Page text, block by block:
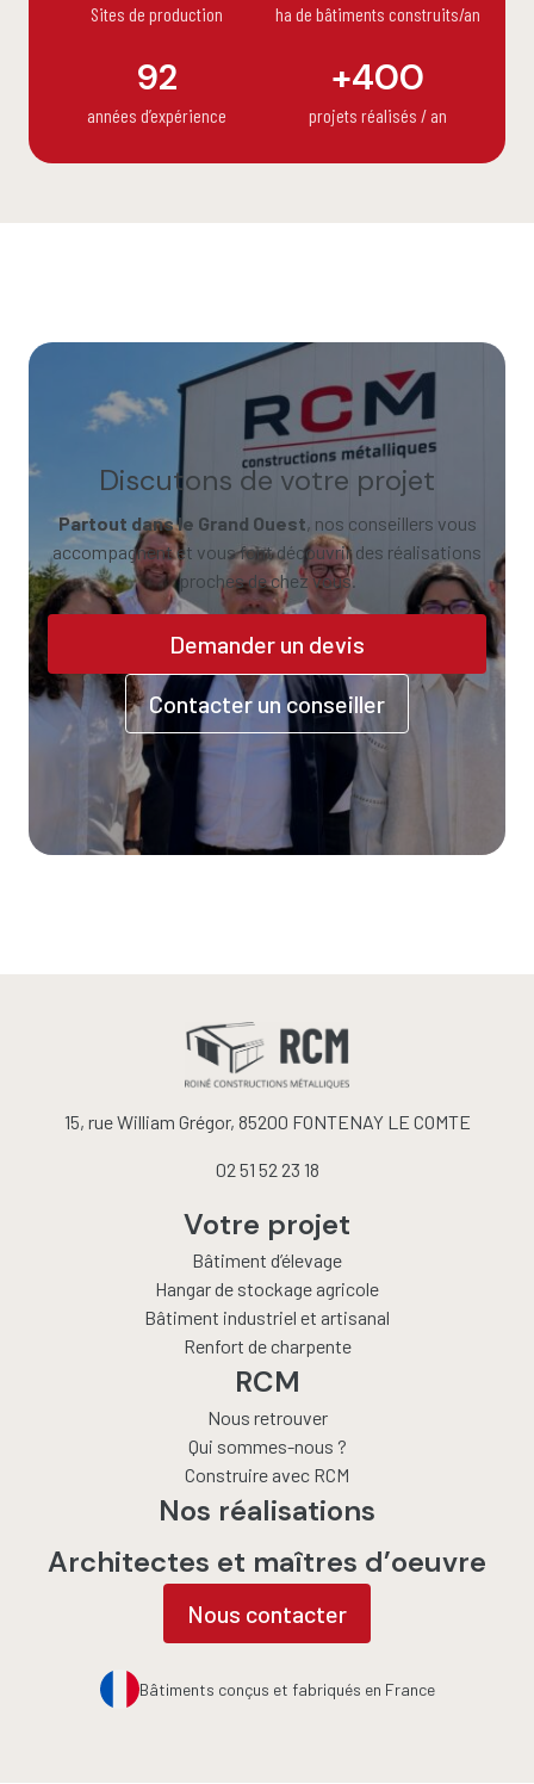
Sites de production ha de bâtiments construits/an
92
années d’expérience
+400
projets réalisés / an
Discutons de votre projet
Partout dans le Grand Ouest, nos conseillers vous
accompagnent et vous font découvrir des réalisations
proches de chez vous.
Demander un devis
Contacter un conseiller
15, rue William Grégor, 85200 FONTENAY LE COMTE
02 51 52 23 18
Votre projet
Bâtiment d’élevage
Hangar de stockage agricole
Bâtiment industriel et artisanal
Renfort de charpente
Nos réalisations
Architectes et maîtres d’oeuvre
RCM
Nous retrouver
Qui sommes-nous ?
Construire avec RCM
Nous contacter
Bâtiments conçus et fabriqués en France